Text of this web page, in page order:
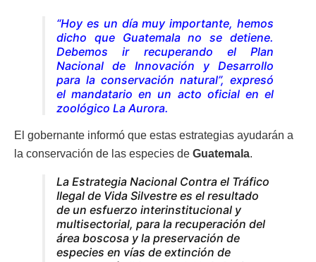
“Hoy es un día muy importante, hemos
dicho que Guatemala no se detiene.
Debemos ir recuperando el Plan
Nacional de Innovación y Desarrollo
para la conservación natural”, expresó
el mandatario en un acto oficial en el
zoológico La Aurora.
El gobernante informó que estas estrategias ayudarán a
la conservación de las especies de Guatemala.
La Estrategia Nacional Contra el Tráfico
Ilegal de Vida Silvestre es el resultado
de un esfuerzo interinstitucional y
multisectorial, para la recuperación del
área boscosa y la preservación de
especies en vías de extinción de